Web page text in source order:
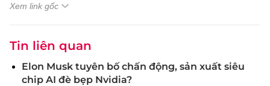
Xem link gốc
Tin liên quan
Elon Musk tuyên bố chấn động, sản xuất siêu
chip AI đè bẹp Nvidia?